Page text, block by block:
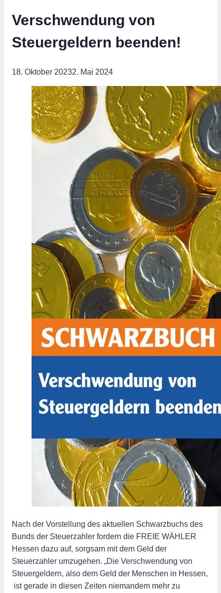
Verschwendung von
Steuergeldern beenden!
18. Oktober 20232. Mai 2024
Nach der Vorstellung des aktuellen Schwarzbuchs des
Bunds der Steuerzahler fordern die FREIE WÄHLER
Hessen dazu auf, sorgsam mit dem Geld der
Steuerzahler umzugehen. „Die Verschwendung von
Steuergeldern, also dem Geld der Menschen in Hessen,
ist gerade in diesen Zeiten niemandem mehr zu